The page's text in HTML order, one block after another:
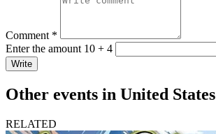
Comment *
Enter the amount 10 + 4
Write
Other events in United States
RELATED